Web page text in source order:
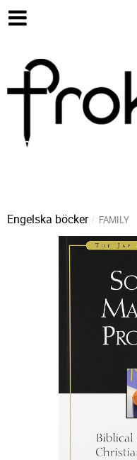
Engelska böcker FAMILY